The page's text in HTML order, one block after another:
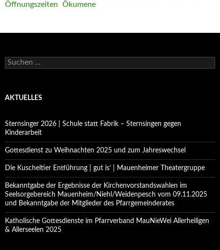
Öffnungszeiten Ökumene
Suchen
nach:
AKTUELLES
Sternsinger 2026 | Schule statt Fabrik – Sternsingen gegen
Kinderarbeit
Gottesdienst zu Weihnachten 2025 und zum Jahreswechsel
Die Kuscheltier Entführung | gut is‘ | Mauenheimer Theatergruppe
Bekanntgabe der Ergebnisse der Kirchenvorstandswahlen im
Seelsorgebereich Mauenheim/Niehl/Weidenpesch vom 09.11.2025
und Bekanntgabe der Mitglieder des Pfarrgemeinderates
Katholische Gottesdienste im Pfarrverband MauNieWei Allerheiligen
& Allerseelen 2025